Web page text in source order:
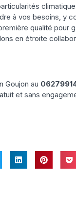
à vos besoins, y
qualité pour
en étroite
Goujon au
et sans